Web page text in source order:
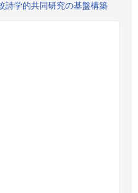
詩学的共同研究の基盤構築